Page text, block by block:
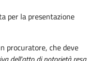
per la presentazione
procuratore, che deve